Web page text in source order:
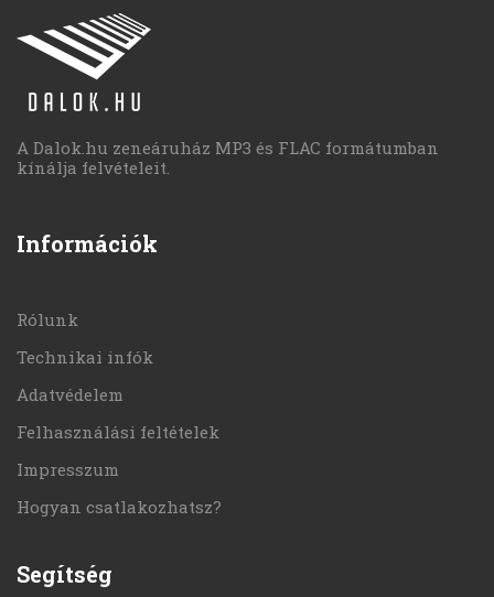
A Dalok.hu zeneáruház MP3 és FLAC formátumban
kínálja felvételeit.
Információk
Rólunk
Technikai infók
Adatvédelem
Felhasználási feltételek
Impresszum
Hogyan csatlakozhatsz?
Segítség